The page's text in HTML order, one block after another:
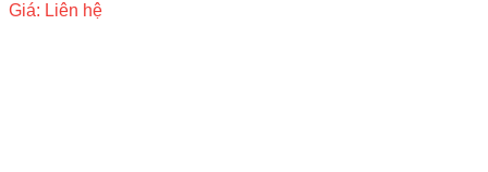
Giá: Liên hệ